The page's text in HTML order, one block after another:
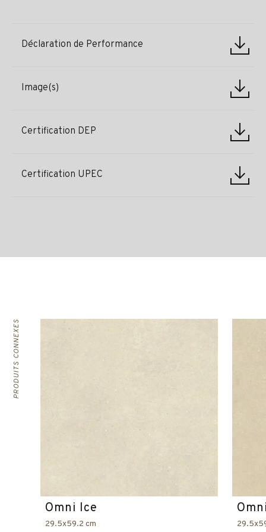
Déclaration de Performance
Image(s)
Certification DEP
Certification UPEC
PRODUITS CONNEXES
Omni Ice
29.5x59.2 cm